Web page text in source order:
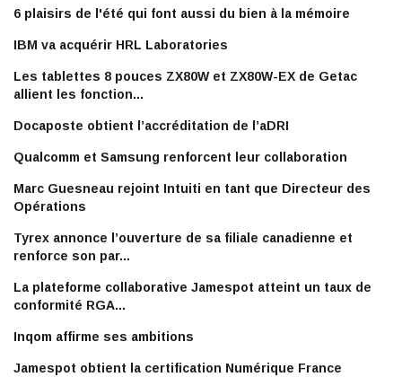
6 plaisirs de l'été qui font aussi du bien à la mémoire
IBM va acquérir HRL Laboratories
Les tablettes 8 pouces ZX80W et ZX80W-EX de Getac
allient les fonction...
Docaposte obtient l’accréditation de l’aDRI
Qualcomm et Samsung renforcent leur collaboration
Marc Guesneau rejoint Intuiti en tant que Directeur des
Opérations
Tyrex annonce l’ouverture de sa filiale canadienne et
renforce son par...
La plateforme collaborative Jamespot atteint un taux de
conformité RGA...
Inqom affirme ses ambitions
Jamespot obtient la certification Numérique France